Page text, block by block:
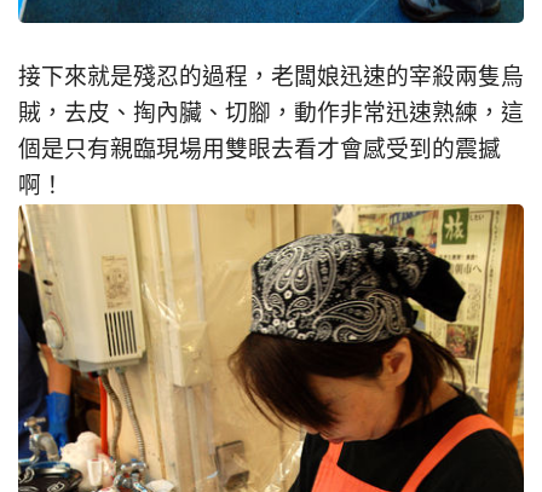
接下來就是殘忍的過程，老闆娘迅速的宰殺兩隻烏
賊，去皮、掏內臟、切腳，動作非常迅速熟練，這
個是只有親臨現場用雙眼去看才會感受到的震撼
啊！